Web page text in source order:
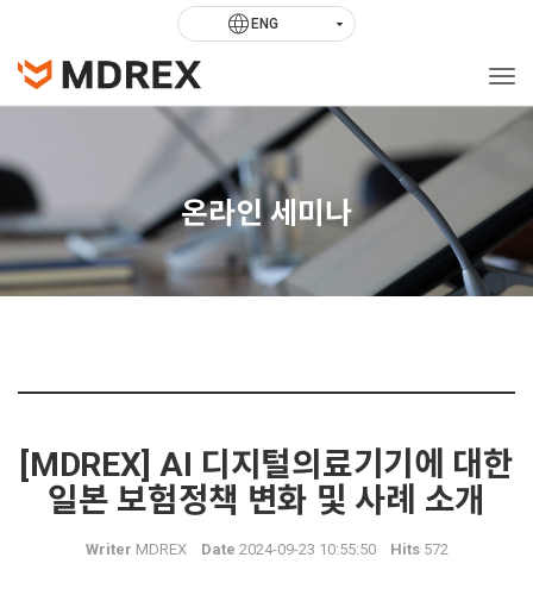
language ENG arrow_drop_down
온라인 세미나
[MDREX] AI 디지털의료기기에 대한
일본 보험정책 변화 및 사례 소개
Writer MDREX Date 2024-09-23 10:55:50 Hits572